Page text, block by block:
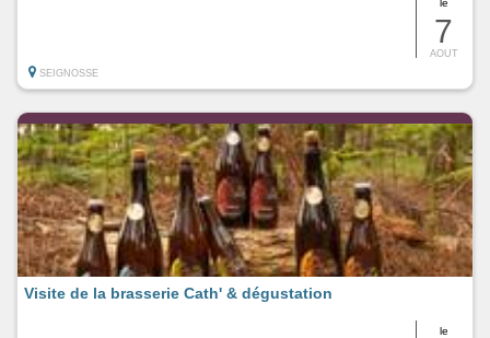
le
7
AOUT
SEIGNOSSE
le
Visite de la brasserie Cath' & dégustation